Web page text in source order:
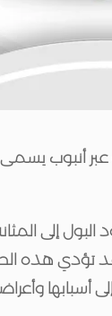
أنبوب يسمى
إلى
تؤدي هذه